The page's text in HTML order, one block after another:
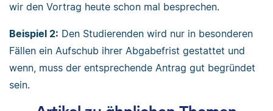
wir den Vortrag heute schon mal besprechen.
Beispiel 2: Den Studierenden wird nur in besonderen
Fällen ein Aufschub ihrer Abgabefrist gestattet und
wenn, muss der entsprechende Antrag gut begründet
sein.